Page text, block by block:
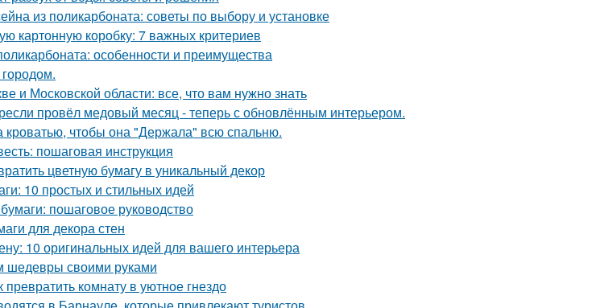
из поликарбоната: советы по выбору и установке
картонную коробку: 7 важных критериев
особенности и преимущества
и Московской области: все, что вам нужно знать
провёл медовый месяц - теперь с обновлённым интерьером.
кроватью, чтобы она "Держала" всю спальню.
пошаговая инструкция
цветную бумагу в уникальный декор
10 простых и стильных идей
пошаговое руководство
для декора стен
10 оригинальных идей для вашего интерьера
шедевры своими руками
комнату в уютное гнездо